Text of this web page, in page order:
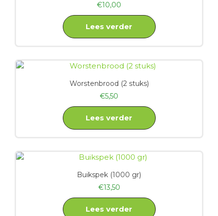
€10,00
Lees verder
Worstenbrood (2 stuks)
€5,50
Lees verder
Buikspek (1000 gr)
€13,50
Lees verder